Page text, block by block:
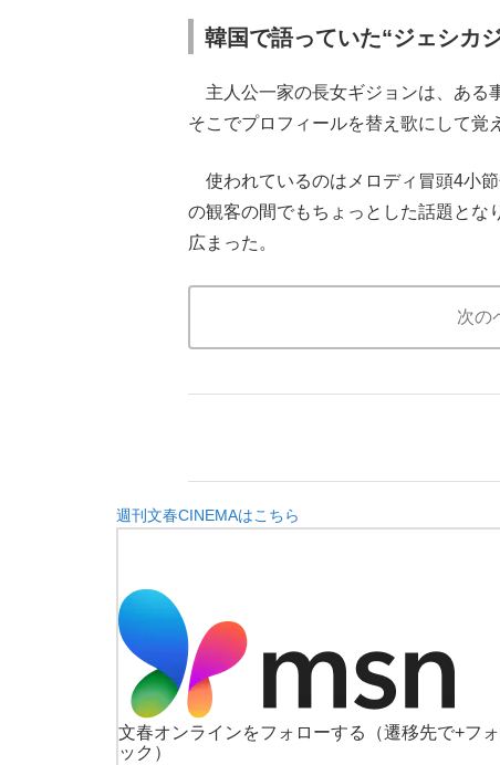
韓国で語っていた“ジェシカ
主人公一家の長女ギジョンは、ある
そこでプロフィールを替え歌にして覚
使われているのはメロディ冒頭4小
の観客の間でもちょっとした話題とな
広まった。
次の
週刊文春CINEMAはこちら
文春オンラインをフォローする
（遷移先で+フ
ック）